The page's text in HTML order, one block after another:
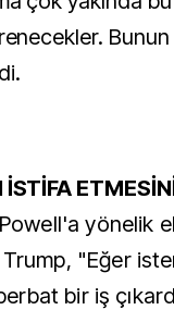
Bunun
Powell'a yönelik
"Eğer
bir iş